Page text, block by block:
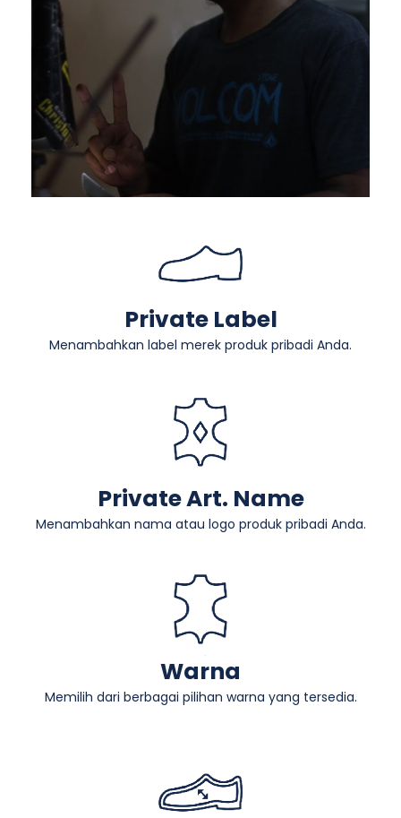
Private Label
Menambahkan label merek produk pribadi Anda.
Private Art. Name
Menambahkan nama atau logo produk pribadi Anda.
Warna
Memilih dari berbagai pilihan warna yang tersedia.